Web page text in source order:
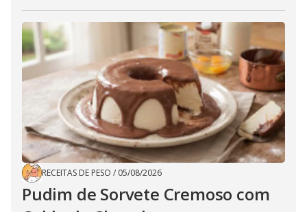
RECEITAS DE PESO / 05/08/2026
Pudim de Sorvete Cremoso com